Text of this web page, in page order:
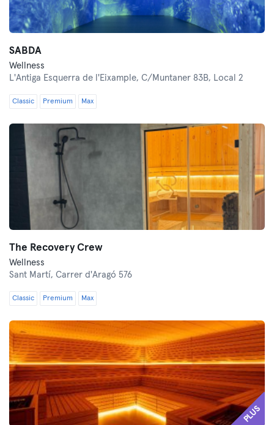
SABDA
Wellness
L'Antiga Esquerra de l'Eixample, C/Muntaner 83B, Local 2
Classic Premium Max
The Recovery Crew
Wellness
Sant Martí, Carrer d'Aragó 576
Classic Premium Max
PLUS